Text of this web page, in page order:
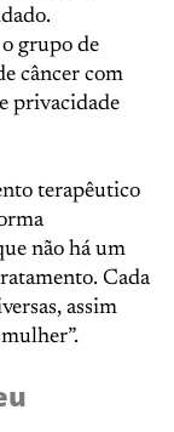
grupo de
câncer com
privacidade
terapêutico
não há um
Cada
assim